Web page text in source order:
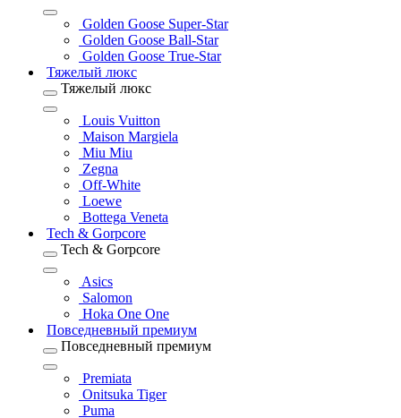
Golden Goose Super-Star
Golden Goose Ball-Star
Golden Goose True-Star
Тяжелый люкс
Тяжелый люкс
Louis Vuitton
Maison Margiela
Miu Miu
Zegna
Off-White
Loewe
Bottega Veneta
Tech & Gorpcore
Tech & Gorpcore
Asics
Salomon
Hoka One One
Повседневный премиум
Повседневный премиум
Premiata
Onitsuka Tiger
Puma